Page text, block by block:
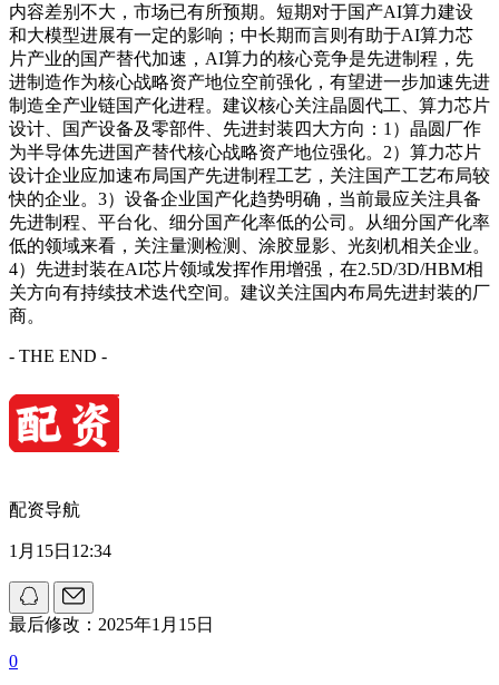
内容差别不大，市场已有所预期。短期对于国产AI算力建设
和大模型进展有一定的影响；中长期而言则有助于AI算力芯
片产业的国产替代加速，AI算力的核心竞争是先进制程，先
进制造作为核心战略资产地位空前强化，有望进一步加速先进
制造全产业链国产化进程。建议核心关注晶圆代工、算力芯片
设计、国产设备及零部件、先进封装四大方向：1）晶圆厂作
为半导体先进国产替代核心战略资产地位强化。2）算力芯片
设计企业应加速布局国产先进制程工艺，关注国产工艺布局较
快的企业。3）设备企业国产化趋势明确，当前最应关注具备
先进制程、平台化、细分国产化率低的公司。从细分国产化率
低的领域来看，关注量测检测、涂胶显影、光刻机相关企业。
4）先进封装在AI芯片领域发挥作用增强，在2.5D/3D/HBM相
关方向有持续技术迭代空间。建议关注国内布局先进封装的厂
商。
- THE END -
配资导航
1月15日12:34
最后修改：2025年1月15日
0